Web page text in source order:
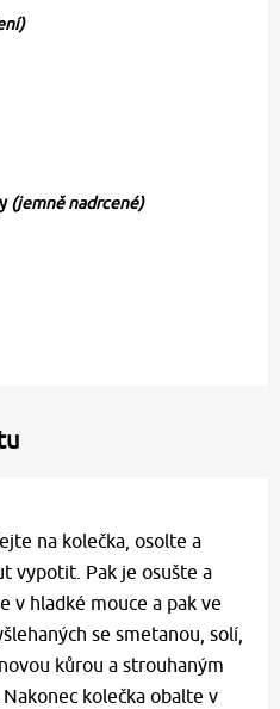
(jemně nadrcené)
na kolečka, osolte a
vypotit. Pak je osušte a
v hladké mouce a pak ve
se smetanou, solí,
kůrou a strouhaným
kolečka obalte v